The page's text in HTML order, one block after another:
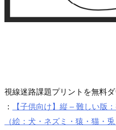
視線迷路課題プリントを無料
：
【子供向け】縦 – 難しい版
（絵：犬・ネズミ・猿・猫・